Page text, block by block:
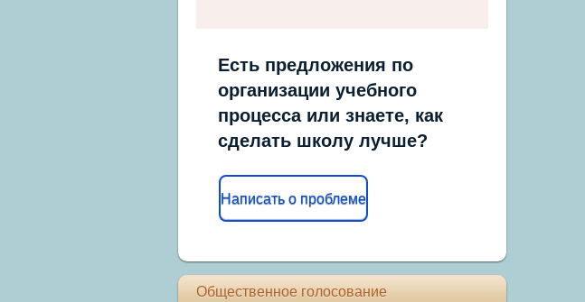
Есть предложения по
организации учебного
процесса или знаете, как
сделать школу лучше?
Написать о проблеме
Общественное голосование